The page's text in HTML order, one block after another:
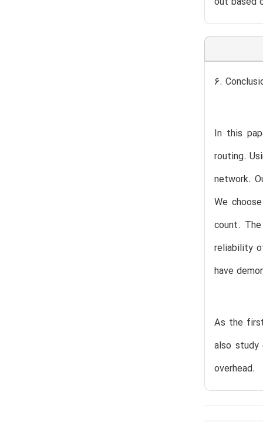
6.
In this
routing.
network.
We
count.
reliability
have
As the
also study
overhead.